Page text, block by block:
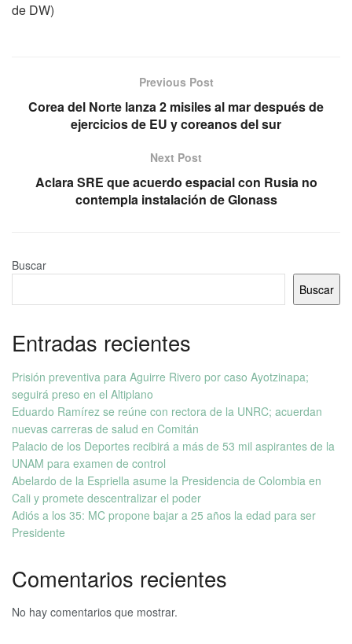
de DW)
Previous Post
Corea del Norte lanza 2 misiles al mar después de
ejercicios de EU y coreanos del sur
Next Post
Aclara SRE que acuerdo espacial con Rusia no
contempla instalación de Glonass
Buscar
Buscar
Entradas recientes
Prisión preventiva para Aguirre Rivero por caso Ayotzinapa;
seguirá preso en el Altiplano
Eduardo Ramírez se reúne con rectora de la UNRC; acuerdan
nuevas carreras de salud en Comitán
Palacio de los Deportes recibirá a más de 53 mil aspirantes de la
UNAM para examen de control
Abelardo de la Espriella asume la Presidencia de Colombia en
Cali y promete descentralizar el poder
Adiós a los 35: MC propone bajar a 25 años la edad para ser
Presidente
Comentarios recientes
No hay comentarios que mostrar.